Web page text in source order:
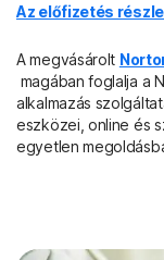
Az előfizetés
A megvásárolt
magában foglalja a
alkalmazás
eszközei, online és
egyetlen